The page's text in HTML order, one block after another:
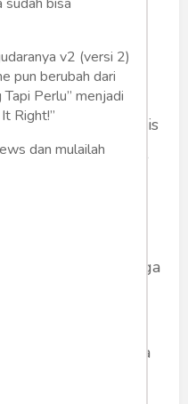
diraih dalam dua
Target ini justru
ketegasan
langkah strategis
tersebut
ini berbagai
matang, mulai
baru,
pertanian, hingga
ekonomi
antar-
target swasembada
hal yang
v2 (versi 2)
pun berubah dari
Perlu” menjadi
Right!”
dan mulailah